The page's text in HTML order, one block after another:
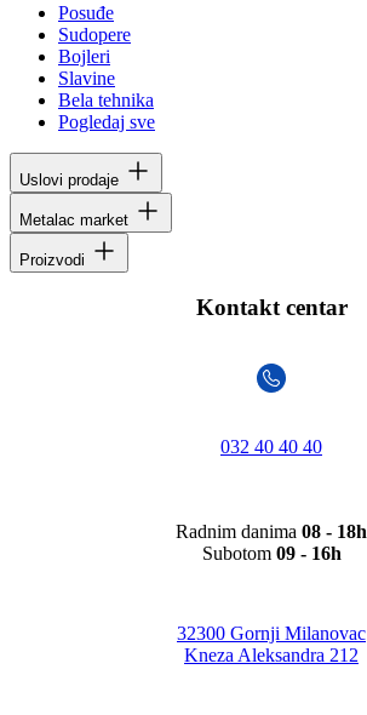
Posuđe
Sudopere
Bojleri
Slavine
Bela tehnika
Pogledaj sve
Uslovi prodaje
Metalac market
Proizvodi
Kontakt centar
032 40 40 40
Radnim danima 08 - 18h
Subotom 09 - 16h
32300 Gornji Milanovac
Kneza Aleksandra 212